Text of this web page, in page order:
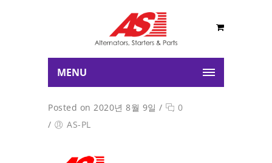
MENU
Posted on 2020년 8월 9일 /
0
/
AS-PL